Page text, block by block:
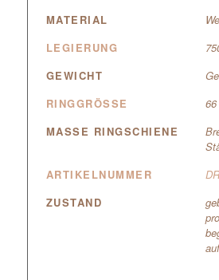
MATERIAL
LEGIERUNG
GEWICHT
RINGGRÖSSE
MASSE RINGSCHIENE
ARTIKELNUMMER
ZUSTAND